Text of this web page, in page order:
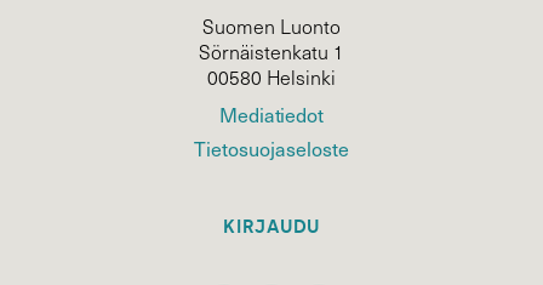
Suomen Luonto
Sörnäistenkatu 1
00580 Helsinki
Mediatiedot
Tietosuojaseloste
KIRJAUDU